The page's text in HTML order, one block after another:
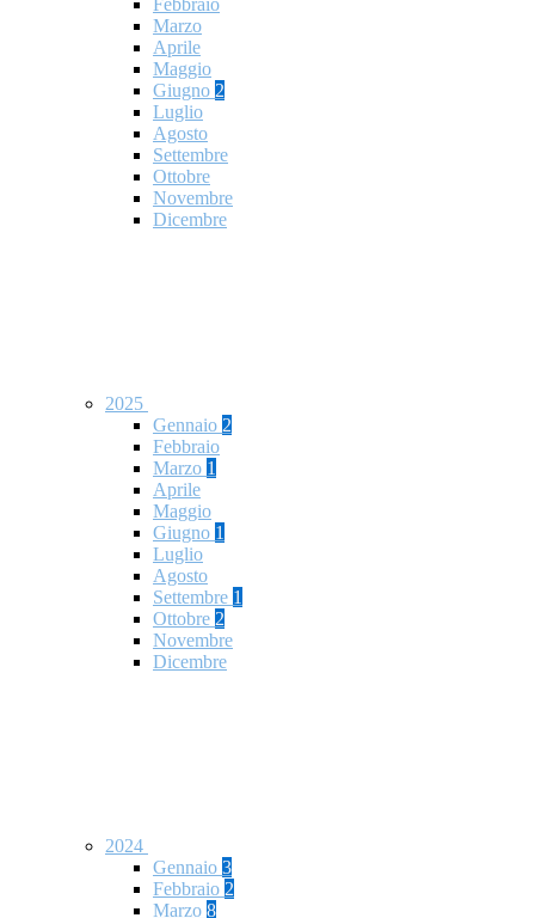
Febbraio
Marzo
Aprile
Maggio
Giugno 2
Luglio
Agosto
Settembre
Ottobre
Novembre
Dicembre
2025
Gennaio 2
Febbraio
Marzo 1
Aprile
Maggio
Giugno 1
Luglio
Agosto
Settembre 1
Ottobre 2
Novembre
Dicembre
2024
Gennaio 3
Febbraio 2
Marzo 8